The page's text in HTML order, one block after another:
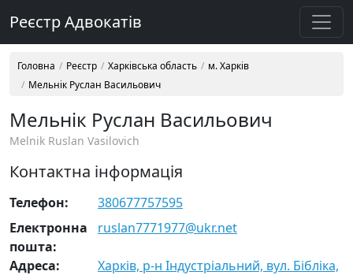
Реєстр Адвокатів
Головна Реєстр Харківська область
м. Харків
Мельнік Руслан Васильович
Мельнік Руслан Васильович
Melnik Ruslan Vasilovich
Контактна інформація
Телефон:
380677757595
Електронна
пошта:
ruslan7771977@ukr.net
Адреса:
Харків, р-н Індустріальний, вул. Бібліка,